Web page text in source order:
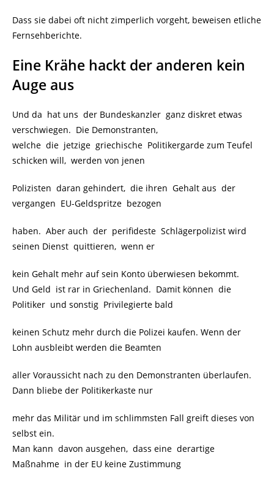
Dass sie dabei oft nicht zimperlich vorgeht, beweisen etliche
Fernsehberichte.
Eine Krähe hackt der anderen kein
Auge aus
Und da hat uns der Bundeskanzler ganz diskret etwas
verschwiegen. Die Demonstranten,
welche die jetzige griechische Politikergarde zum Teufel
schicken will, werden von jenen
Polizisten daran gehindert, die ihren Gehalt aus der
vergangen EU-Geldspritze bezogen
haben. Aber auch der perifideste Schlägerpolizist wird
seinen Dienst quittieren, wenn er
kein Gehalt mehr auf sein Konto überwiesen bekommt.
Und Geld ist rar in Griechenland. Damit können die
Politiker und sonstig Privilegierte bald
keinen Schutz mehr durch die Polizei kaufen. Wenn der
Lohn ausbleibt werden die Beamten
aller Voraussicht nach zu den Demonstranten überlaufen.
Dann bliebe der Politikerkaste nur
mehr das Militär und im schlimmsten Fall greift dieses von
selbst ein.
Man kann davon ausgehen, dass eine derartige
Maßnahme in der EU keine Zustimmung